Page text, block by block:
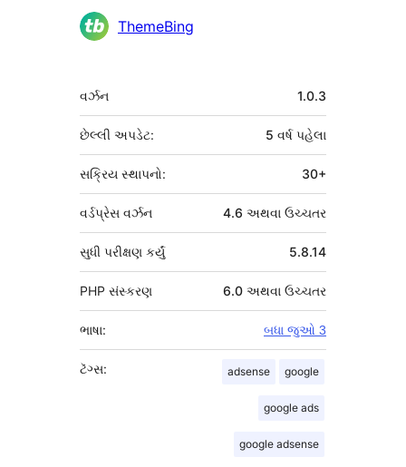
ફાળો ThemeBing
મેટા
વર્ઝન 1.0.3
છેલ્લી અપડેટ: 5 વર્ષપહેલા
સક્રિય સ્થાપનો: 30+
વર્ડપ્રેસ વર્ઝન 4.6 અથવા ઉચ્ચતર
5.8.14
સુધી પરીક્ષણ કર્યું
PHP સંસ્કરણ 6.0 અથવા ઉચ્ચતર
ભાષા: બધા જુઓ 3
ટૅગ્સ: adsense google
google ads
google adsense